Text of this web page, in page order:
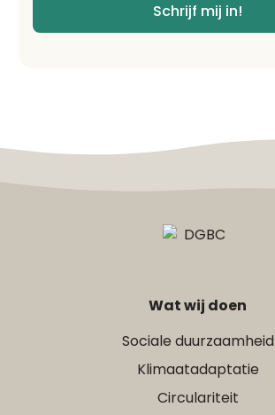
Schrijf mij in!
Wat wij doen
Sociale duurzaamheid
Klimaatadaptatie
Circulariteit